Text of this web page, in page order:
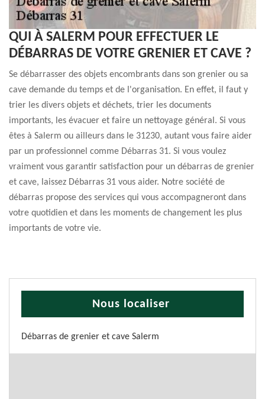
QUI À SALERM POUR EFFECTUER LE
DÉBARRAS DE VOTRE GRENIER ET CAVE ?
Se débarrasser des objets encombrants dans son grenier ou sa
cave demande du temps et de l'organisation. En effet, il faut y
trier les divers objets et déchets, trier les documents
importants, les évacuer et faire un nettoyage général. Si vous
êtes à Salerm ou ailleurs dans le 31230, autant vous faire aider
par un professionnel comme Débarras 31. Si vous voulez
vraiment vous garantir satisfaction pour un débarras de grenier
et cave, laissez Débarras 31 vous aider. Notre société de
débarras propose des services qui vous accompagneront dans
votre quotidien et dans les moments de changement les plus
importants de votre vie.
Nous localiser
Débarras de grenier et cave Salerm